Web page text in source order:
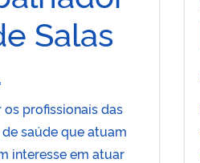
Salas
os profissionais das
saúde que atuam
interesse em atuar